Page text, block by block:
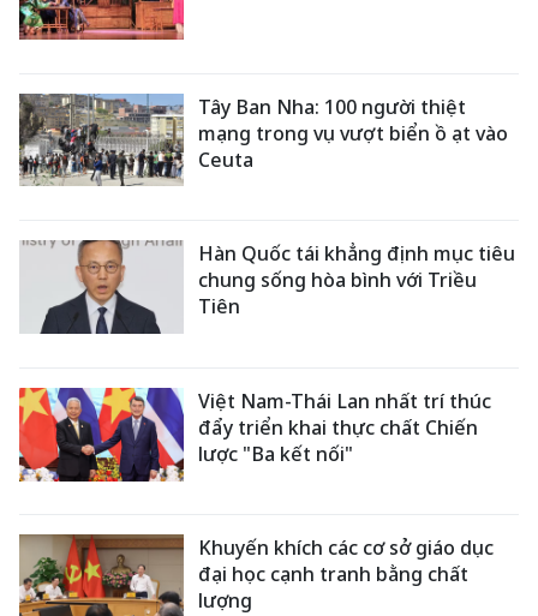
Tây Ban Nha: 100 người thiệt
mạng trong vụ vượt biển ồ ạt vào
Ceuta
Hàn Quốc tái khẳng định mục tiêu
chung sống hòa bình với Triều
Tiên
Việt Nam-Thái Lan nhất trí thúc
đẩy triển khai thực chất Chiến
lược "Ba kết nối"
Khuyến khích các cơ sở giáo dục
đại học cạnh tranh bằng chất
lượng